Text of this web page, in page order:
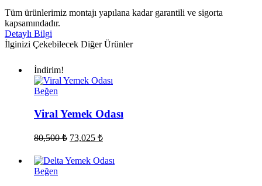
Tüm ürünlerimiz montajı yapılana kadar garantili ve sigorta
kapsamındadır.
Detaylı Bilgi
İlginizi Çekebilecek Diğer Ürünler
İndirim!
Viral
Odası
Beğen
Viral Yemek Odası
80,500₺ Orijinal
80,500 ₺.
73,025 ₺Şu
fiyat:
Delta
Beğen